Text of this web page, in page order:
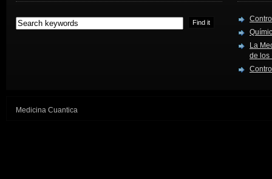
La
de los
Medicina Cuantica